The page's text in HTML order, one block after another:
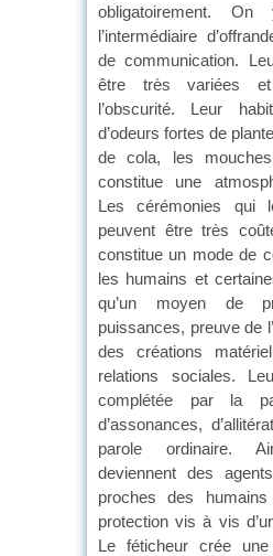
obligatoirement.
l’intermédiaire
de communication.
être très variées
l’obscurité. Leur
d’odeurs fortes de
de cola, les
constitue une
Les cérémonies qui
peuvent être très
constitue un mode de
les humains et
qu’un moyen de
puissances, preuve de
des créations
relations sociales.
complétée par la
d’assonances,
parole ordinaire.
deviennent des
proches des
protection vis à vis
Le féticheur crée